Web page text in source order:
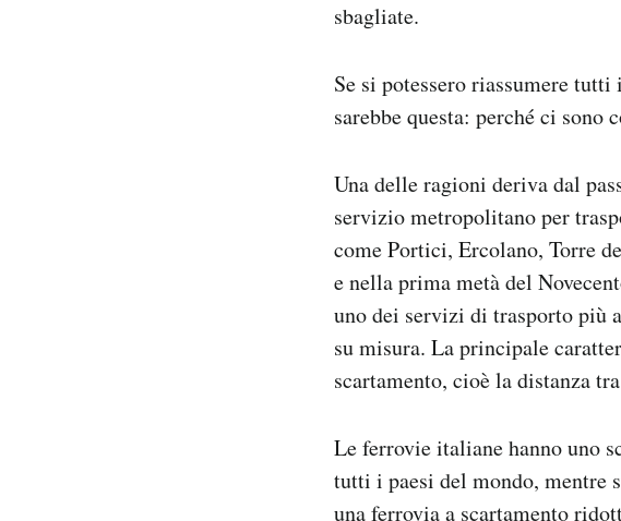
sbagliate.
Se si potessero riassumere
sarebbe questa: perché ci sono
Una delle ragioni deriva dal
servizio metropolitano per
come Portici, Ercolano, Torre
e nella prima metà del
uno dei servizi di trasporto più
su misura. La principale
scartamento, cioè la distanza
Le ferrovie italiane hanno uno
tutti i paesi del mondo, mentre
una ferrovia a scartamento